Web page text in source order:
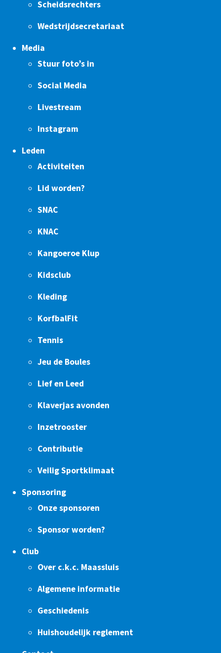
Scheidsrechters
Wedstrijdsecretariaat
Media
Stuur foto’s in
Social Media
Livestream
Instagram
Leden
Activiteiten
Lid worden?
SNAC
KNAC
Kangoeroe Klup
Kidsclub
Kleding
KorfbalFit
Tennis
Jeu de Boules
Lief en Leed
Klaverjas avonden
Inzetrooster
Contributie
Veilig Sportklimaat
Sponsoring
Onze sponsoren
Sponsor worden?
Club
Over c.k.c. Maassluis
Algemene informatie
Geschiedenis
Huishoudelijk reglement